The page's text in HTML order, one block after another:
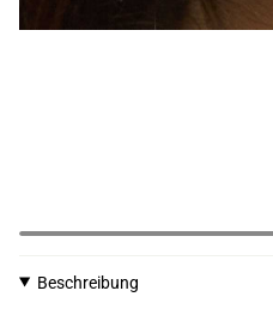
Beschreibung